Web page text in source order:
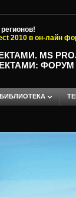
2010 в он-лайн
MS
ФОРУМ
БИБЛИОТЕКА